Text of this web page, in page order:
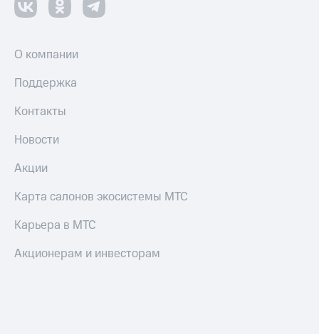
О компании
Поддержка
Контакты
Новости
Акции
Карта салонов экосистемы МТС
Карьера в МТС
Акционерам и инвесторам